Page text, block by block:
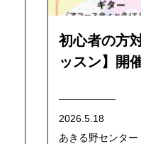
初心者の方
ッスン】開
2026.5.18
あきる野センター